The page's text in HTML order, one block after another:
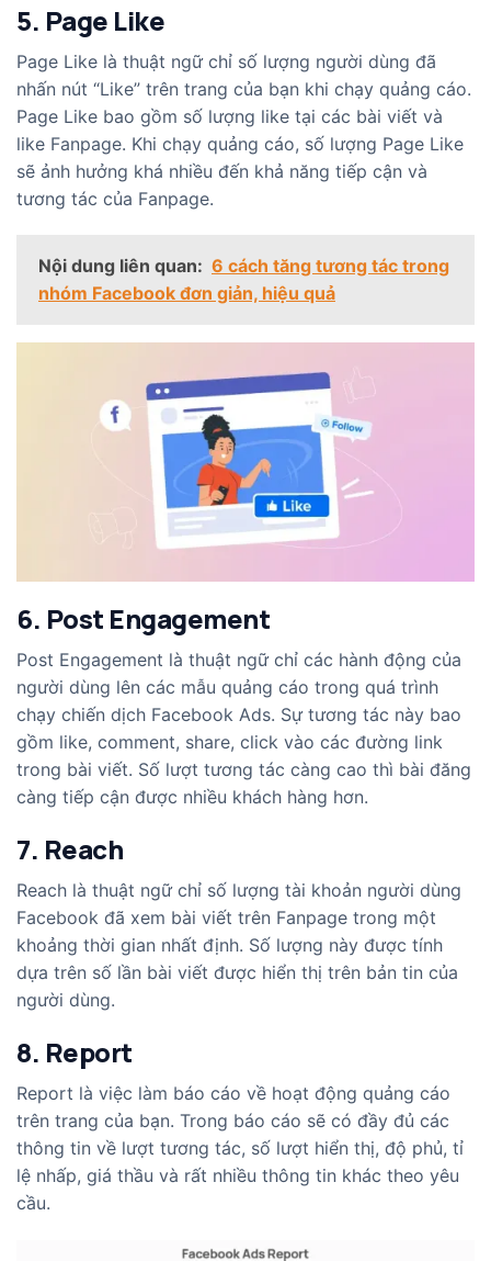
5. Page Like
Page Like là thuật ngữ chỉ số lượng người dùng đã
nhấn nút “Like” trên trang của bạn khi chạy quảng cáo.
Page Like bao gồm số lượng like tại các bài viết và
like Fanpage. Khi chạy quảng cáo, số lượng Page Like
sẽ ảnh hưởng khá nhiều đến khả năng tiếp cận và
tương tác của Fanpage.
Nội dung liên quan: 6 cách tăng tương tác trong
nhóm Facebook đơn giản, hiệu quả
6. Post Engagement
Post Engagement là thuật ngữ chỉ các hành động của
người dùng lên các mẫu quảng cáo trong quá trình
chạy chiến dịch Facebook Ads. Sự tương tác này bao
gồm like, comment, share, click vào các đường link
trong bài viết. Số lượt tương tác càng cao thì bài đăng
càng tiếp cận được nhiều khách hàng hơn.
7. Reach
Reach là thuật ngữ chỉ số lượng tài khoản người dùng
Facebook đã xem bài viết trên Fanpage trong một
khoảng thời gian nhất định. Số lượng này được tính
dựa trên số lần bài viết được hiển thị trên bản tin của
người dùng.
8. Report
Report là việc làm báo cáo về hoạt động quảng cáo
trên trang của bạn. Trong báo cáo sẽ có đầy đủ các
thông tin về lượt tương tác, số lượt hiển thị, độ phủ, tỉ
lệ nhấp, giá thầu và rất nhiều thông tin khác theo yêu
cầu.